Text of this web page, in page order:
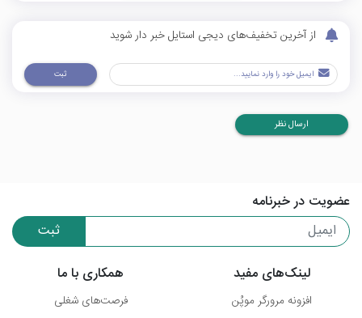
از آخرین تخفیف‌های دیجی استایل خبر دار شوید
ثبت
ارسال نظر
عضویت در خبرنامه
ثبت
لینک‌های مفید
افزونه مرورگر موپُن
همکاری با ما
فرصت‌های شغلی